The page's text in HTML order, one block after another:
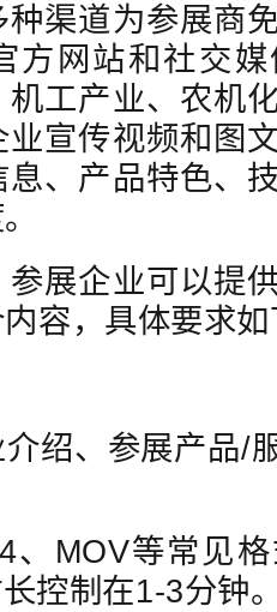
种渠道为参展商
方网站和社交
工产业、农机
业宣传视频和图
息、产品特色、
展企业可以提
容，具体要求
绍、参展产品/
、MOV等常见
控制在1-3分钟